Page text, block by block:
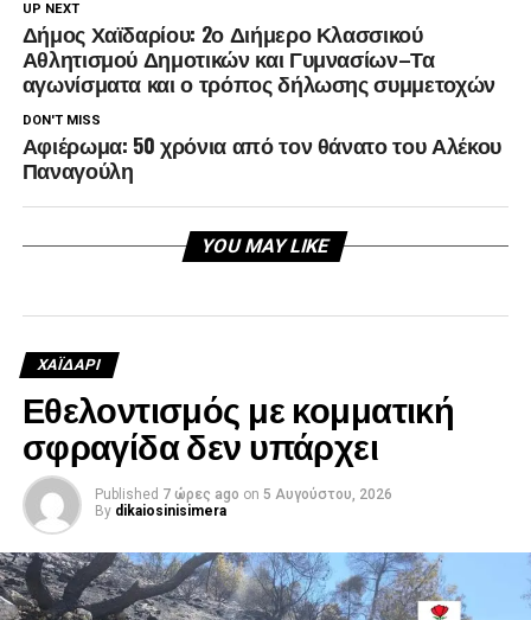
UP NEXT
Δήμος Χαϊδαρίου: 2ο Διήμερο Κλασσικού
Αθλητισμού Δημοτικών και Γυμνασίων–Τα
αγωνίσματα και ο τρόπος δήλωσης συμμετοχών
DON'T MISS
Αφιέρωμα: 50 χρόνια από τον θάνατο του Αλέκου
Παναγούλη
YOU MAY LIKE
ΧΑΪΔΑΡΙ
Εθελοντισμός με κομματική
σφραγίδα δεν υπάρχει
Published 7 ώρες ago on 5 Αυγούστου, 2026
By dikaiosinisimera